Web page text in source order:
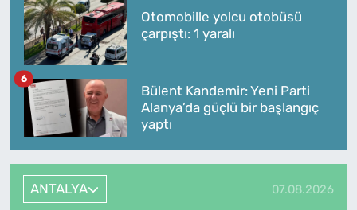
Otomobille yolcu otobüsü
çarpıştı: 1 yaralı
Bülent Kandemir: Yeni Parti
Alanya’da güçlü bir başlangıç
yaptı
6
ANTALYA 07.08.2026